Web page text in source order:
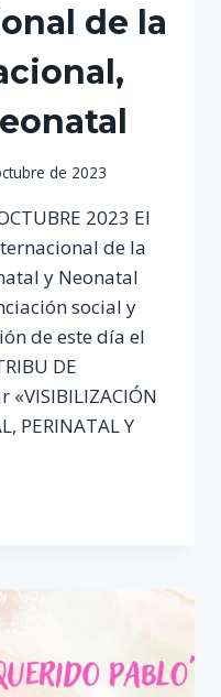
de la
de 2023
2023 El
de la
y Neonatal
social y
de este día el
DE
«VISIBILIZACIÓN
PERINATAL Y